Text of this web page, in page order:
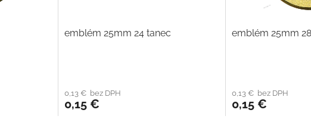
emblém 25mm 24 tanec
0,13 € bez DPH
0,15 €
emblém 25mm
0,13 € bez DPH
0,15 €